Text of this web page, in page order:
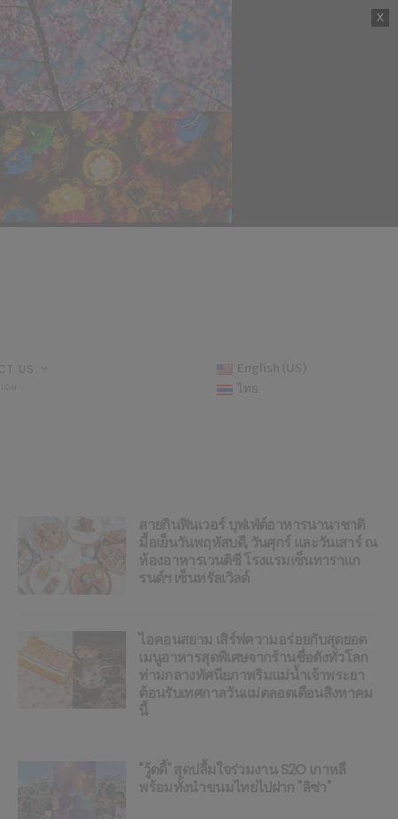
US
ไทย
สายกินฟินเวอร์ บุฟเฟ่ต์อาหารนานาชาติ
มื้อเย็นวันพฤหัสบดี, วันศุกร์ และวันเสาร์ ณ
ห้องอาหารเวนติซี โรงแรมเซ็นทาราแก
รนด์ฯ เซ็นทรัลเวิลด์
ไอคอนสยาม เสิร์ฟความอร่อยกับสุดยอด
เมนูอาหารสุดพิเศษจากร้านชื่อดังทั่วโลก
ท่ามกลางทัศนียภาพริมแม่น้ำเจ้าพระยา
ต้อนรับเทศกาลวันแม่ตลอดเดือนสิงหาคม
นี้
"วู้ดดี้" สุดปลื้มใจร่วมงาน S2O เกาหลี
พร้อมทั้งนำขนมไทยไปฝาก "ลิซ่า"